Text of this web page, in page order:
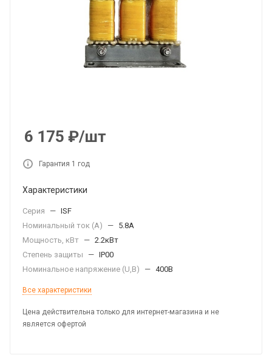
6 175 ₽/шт
Гарантия 1 год
Характеристики
Серия — ISF
Номинальный ток (А)
— 5.8А
Мощность, кВт — 2.2кВт
Степень защиты
— IP00
Номинальное напряжение (U,B)
— 400В
Все характеристики
Цена действительна только для интернет-магазина и не
является офертой